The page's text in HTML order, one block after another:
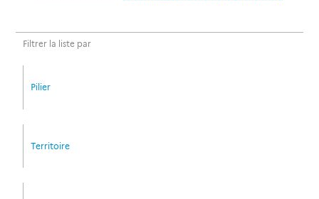
Filtrer la liste par
Pilier
Territoire